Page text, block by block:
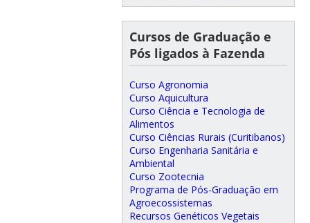
Cursos de Graduação e
Pós ligados à Fazenda
Curso Agronomia
Curso Aquicultura
Curso Ciência e Tecnologia de
Alimentos
Curso Ciências Rurais (Curitibanos)
Curso Engenharia Sanitária e
Ambiental
Curso Zootecnia
Programa de Pós-Graduação em
Agroecossistemas
Recursos Genéticos Vegetais